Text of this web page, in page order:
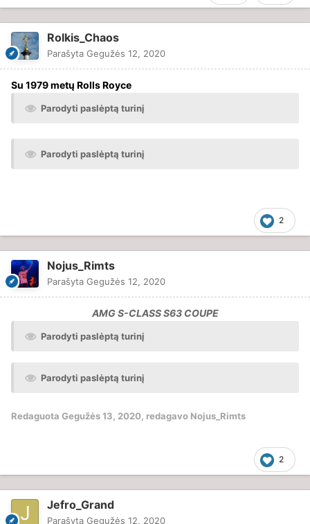
Rolkis_Chaos
Parašyta Gegužės 12, 2020
Su 1979 metų Rolls Royce
Parodyti paslėptą turinį
Parodyti paslėptą turinį
2
Nojus_Rimts
Parašyta Gegužės 12, 2020
AMG S-CLASS S63 COUPE
Parodyti paslėptą turinį
Parodyti paslėptą turinį
Redaguota Gegužės 13, 2020, redagavo Nojus_Rimts
2
Jefro_Grand
Parašyta Gegužės 12, 2020